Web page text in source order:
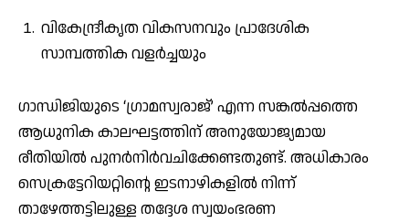
വികേന്ദ്രീകൃത വികസനവും പ്രാദേശിക
സാമ്പത്തിക വളർച്ചയും
ഗാന്ധിജിയുടെ ‘ഗ്രാമസ്വരാജ്’ എന്ന സങ്കൽപ്പത്തെ
ആധുനിക കാലഘട്ടത്തിന് അനുയോജ്യമായ
രീതിയിൽ പുനർനിർവചിക്കേണ്ടതുണ്ട്. അധികാരം
സെക്രട്ടേറിയറ്റിന്റെ ഇടനാഴികളിൽ നിന്ന്
താഴേത്തട്ടിലുള്ള തദ്ദേശ സ്വയംഭരണ